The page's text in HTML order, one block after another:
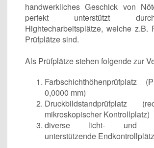
handwerkliches Geschick von
perfekt unterstützt
Hightecharbeitsplätze, welche z.B.
Prüfplätze sind.
Als Prüfplätze stehen folgende zur
Farbschichthöhenprüfplatz
0,0000 mm)
Druckbildstandprüfplatz
mikroskopischer Kontrollplatz)
diverse licht- und
unterstützende